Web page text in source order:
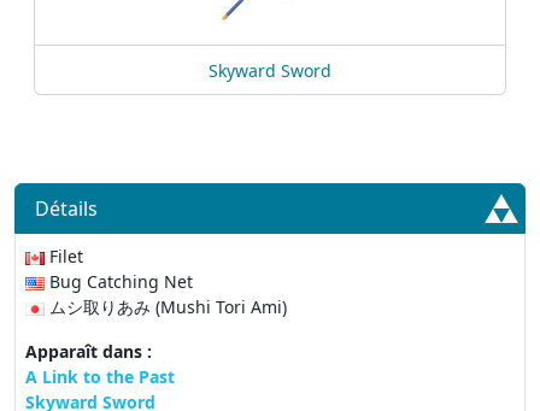
Skyward Sword
Détails
Filet
Bug Catching Net
ムシ取りあみ (Mushi Tori Ami)
Apparaît dans :
A Link to the Past
Skyward Sword